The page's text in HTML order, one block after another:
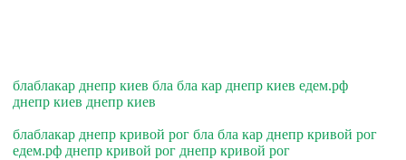
блаблакар днепр киев бла бла кар днепр киев едем.рф
днепр киев днепр киев
блаблакар днепр кривой рог бла бла кар днепр кривой рог
едем.рф днепр кривой рог днепр кривой рог